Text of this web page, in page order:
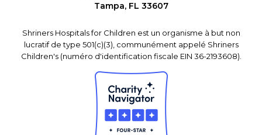
Tampa, FL 33607
Shriners Hospitals for Children est un organisme à but non
lucratif de type 501(c)(3), communément appelé Shriners
Children's (numéro d'identification fiscale EIN 36-2193608).